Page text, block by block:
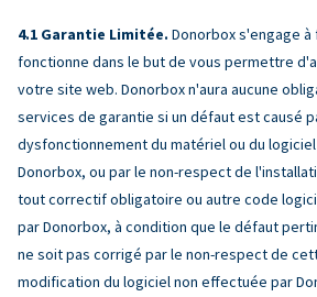
Garantie Limitée. Donorbox s'engage
fonctionne dans le but de vous permettre
votre site web. Donorbox n'aura aucune
services de garantie si un défaut est causé
dysfonctionnement du matériel ou du
Donorbox, ou par le non-respect de
tout correctif obligatoire ou autre code
par Donorbox, à condition que le défaut
ne soit pas corrigé par le non-respect de
modification du logiciel non effectuée par